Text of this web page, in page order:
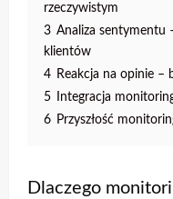
rzeczywistym
3 Analiza sentymentu
klientów
4 Reakcja na opinie –
5
Integracja
6 Przyszłość
Dlaczego